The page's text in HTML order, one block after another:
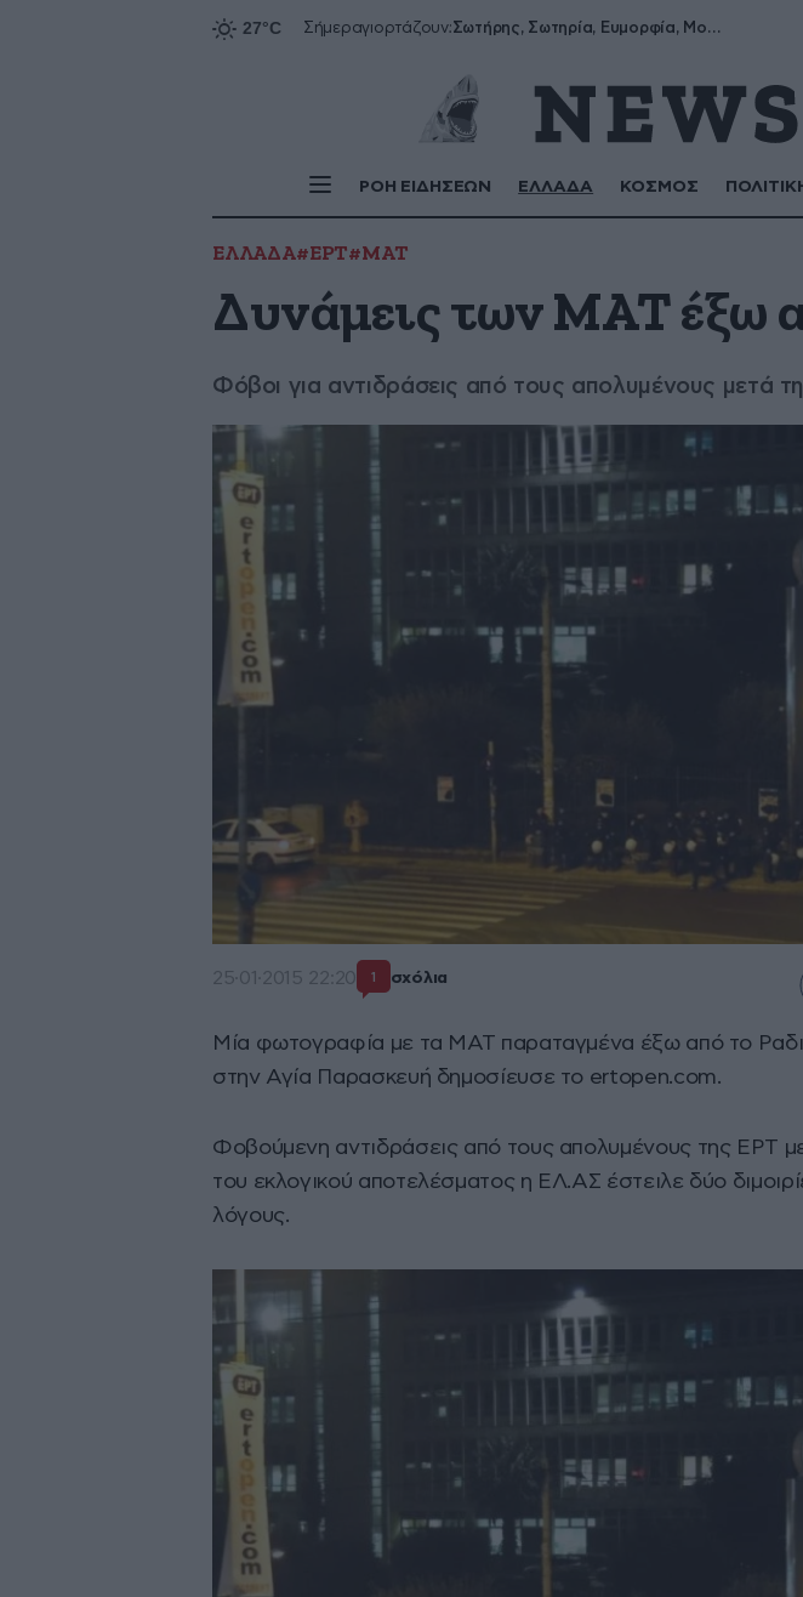
Σήμεραγιορτάζουν: Σωτήρης, Σωτηρία, Ευμορφία, Μορφούλα
ΡΟΗ ΕΙΔΗΣΕΩΝ ΕΛΛΑΔΑ ΚΟΣΜΟΣ
ΕΛΛΑΔΑ#ΕΡΤ#ΜΑΤ
Δυνάμεις των ΜΑΤ έξω
Φόβοι για αντιδράσεις από τους απολυμένους μετά
25·01·2015 22:20 1 σχόλια
Μία φωτογραφία με τα ΜΑΤ παραταγμένα έξω από το
στην Αγία Παρασκευή δημοσίευσε το ertopen.com.
Φοβούμενη αντιδράσεις από τους απολυμένους της ΕΡΤ
του εκλογικού αποτελέσματος η ΕΛ.ΑΣ έστειλε δύο
λόγους.